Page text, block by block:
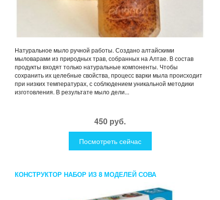
Натуральное мыло ручной работы. Создано алтайскими
мыловарами из природных трав, собранных на Алтае. В состав
продукты входят только натуральные компоненты. Чтобы
сохранить их целебные свойства, процесс варки мыла происходит
при низких температурах, с соблюдением уникальной методики
изготовления. В результате мыло дели...
450 руб.
Посмотреть сейчас
КОНСТРУКТОР НАБОР ИЗ 8 МОДЕЛЕЙ СОВА